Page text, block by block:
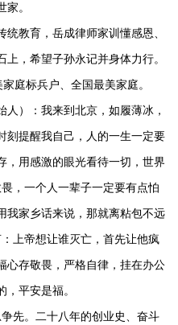
家。
教育，岳成律师家训懂感恩、
，希望子孙永记并身体力行。
庭标兵户、全国最美家庭。
）：我来到北京，如履薄冰，
刻提醒我自己，人的一生一定要
，用感激的眼光看待一切，世界
，一个人一辈子一定要有点怕
我家乡话来说，那就离粘包不远
上帝想让谁灭亡，首先让他疯
心存敬畏，严格自律，挂在办公
，平安是福。
先。二十八年的创业史、奋斗